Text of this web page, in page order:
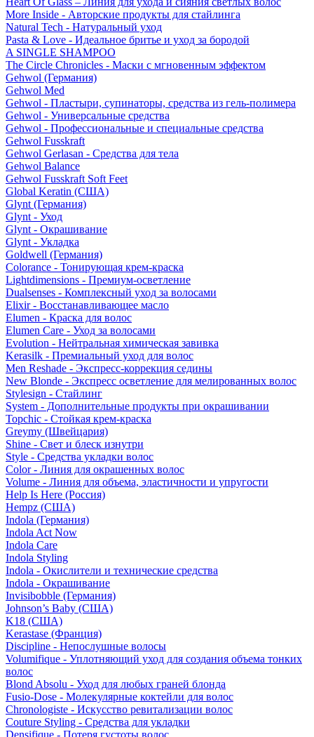
More Inside - Авторские продукты для стайлинга
Natural Tech - Натуральный уход
Pasta & Love - Идеальное бритье и уход за бородой
A SINGLE SHAMPOO
The Circle Chronicles - Маски с мгновенным эффектом
Gehwol (Германия)
Gehwol Med
Gehwol - Пластыри, супинаторы, средства из гель-полимера
Gehwol - Универсальные средства
Gehwol - Профессиональные и специальные средства
Gehwol Fusskraft
Gehwol Gerlasan - Средства для тела
Gehwol Balance
Gehwol Fusskraft Soft Feet
Global Keratin (США)
Glynt (Германия)
Glynt - Уход
Glynt - Окрашивание
Glynt - Укладка
Goldwell (Германия)
Colorance - Тонирующая крем-краска
Lightdimensions - Премиум-осветление
Dualsenses - Комплексный уход за волосами
Elixir - Восстанавливающее масло
Elumen - Краска для волос
Elumen Care - Уход за волосами
Evolution - Нейтральная химическая завивка
Kerasilk - Премиальный уход для волос
Men Reshade - Экспресс-коррекция седины
New Blonde - Экспресс осветление для мелированных волос
Stylesign - Стайлинг
System - Дополнительные продукты при окрашивании
Topchic - Стойкая крем-краска
Greymy (Швейцария)
Shine - Свет и блеск изнутри
Style - Средства укладки волос
Color - Линия для окрашенных волос
Volume - Линия для объема, эластичности и упругости
Help Is Here (Россия)
Hempz (США)
Indola (Германия)
Indola Act Now
Indola Care
Indola Styling
Indola - Окислители и технические средства
Indola - Окрашивание
Invisibobble (Германия)
Johnson’s Baby (США)
K18 (США)
Kerastase (Франция)
Discipline - Непослушные волосы
Volumifique - Уплотняющий уход для создания объема тонких
волос
Blond Absolu - Уход для любых граней блонда
Fusio-Dose - Молекулярные коктейли для волос
Chronologiste - Искусство ревитализации волос
Couture Styling - Средства для укладки
Densifique - Потеря густоты волос